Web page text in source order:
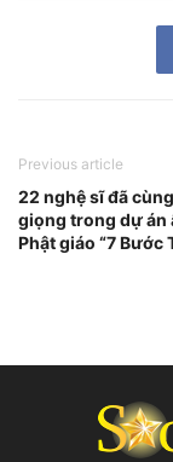
Previous article
22 nghệ sĩ đã
giọng trong dự án
Phật giáo “7 Bước